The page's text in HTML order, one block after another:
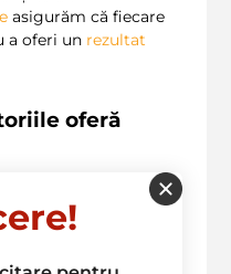
asigurăm că fiecare
a oferi un rezultat
oferă
între vopsitorii.
fără a se ocupa de
de înaltă calitate.
bună, cum ar fi